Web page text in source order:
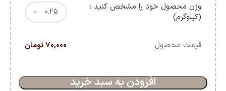
وزن محصول خود را مشخص کنید :
(کیلوگرم)
قیمت محصول 70,000 تومان
افزودن به سبد خرید